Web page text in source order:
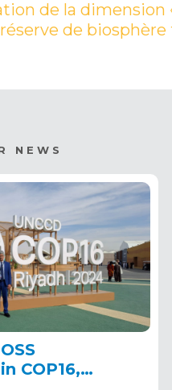
de la dimension
de
NEWS
COP16,